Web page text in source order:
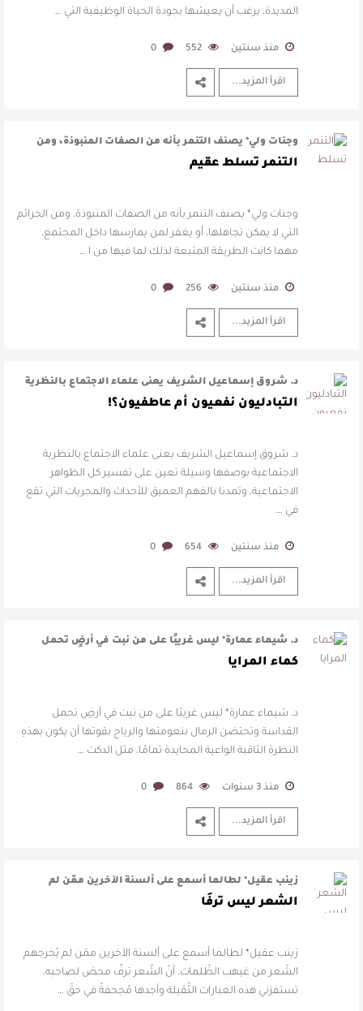
المديدة، يرغب أن يعيشها بجودة الحياة الوظيفية التي …
منذ سنتين 552
0
اقرأ المزيد...
وجنات ولي* يصنف التنمر بأنه من الصفات المنبوذة، ومن
الجرائم التي لا يمكن تجاهلها …
التنمر تسلط عقيم
وجنات ولي* يصنف التنمر بأنه من الصفات المنبوذة، ومن الجرائم
التي لا يمكن تجاهلها، أو يغفر لمن يمارسها داخل المجتمع،
مهما كانت الطريقة المتبعة لذلك لما فيها من ا …
منذ سنتين 256
0
اقرأ المزيد...
د. شروق إسماعيل الشريف يعنى علماء الاجتماع بالنظرية
الاجتماعية بوصفها وسيلة تعين …
التبادليون نفعيون أم عاطفيون؟!
د. شروق إسماعيل الشريف يعنى علماء الاجتماع بالنظرية
الاجتماعية بوصفها وسيلة تعين على تفسير كل الظواهر
الاجتماعية، وتمدنا بالفهم العميق للأحداث والمجريات التي تقع
في …
منذ سنتين 654
0
اقرأ المزيد...
د. شيماء عمارة* ليس غريبًا على من نبت في أرضٍ تحمل
القداسة وتحتضن الرمال بنعومته …
كماء المرايا
د. شيماء عمارة* ليس غريبًا على من نبت في أرضٍ تحمل
القداسة وتحتضن الرمال بنعومتها والرياح بقوتها أن يكون بهذهِ
النظرة الثاقبة الواعية المحايدة تمامًا، مثل الدكت …
منذ 3 سنوات 864
0
اقرأ المزيد...
زينب عقيل* لطالما أسمع على ألسنة الآخرين ممّن لم
يُخرجهم الشّعر من غيهب الظّلمات …
الشعر ليس ترفًا
زينب عقيل* لطالما أسمع على ألسنة الآخرين ممّن لم يُخرجهم
الشّعر من غيهب الظّلمات، أنّ الشّعر ترفٌ محض لصاحبه،
تستفزني هذه العبارات الثّقيلة وأجدها مُجحفةً في حقّ …